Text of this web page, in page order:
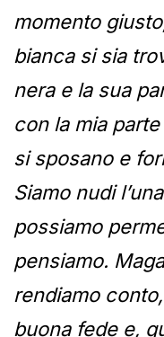
momento
bianca si sia
nera e la sua
con la mia
si sposano e
Siamo nudi
possiamo
pensiamo.
rendiamo
buona fede e,